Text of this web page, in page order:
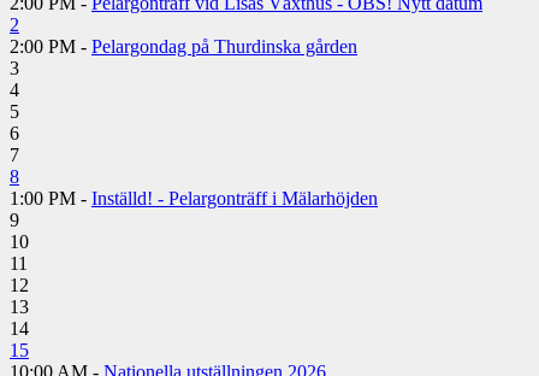
2
2:00 PM - Pelargondag på Thurdinska gården
3
4
5
6
7
8
1:00 PM - Inställd! - Pelargonträff i Mälarhöjden
9
10
11
12
13
14
15
10:00 AM - Nationella utställningen 2026